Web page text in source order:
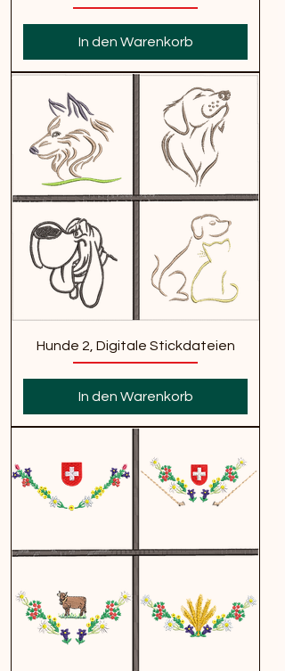
In den Warenkorb
Hunde 2, Digitale Stickdateien
In den Warenkorb